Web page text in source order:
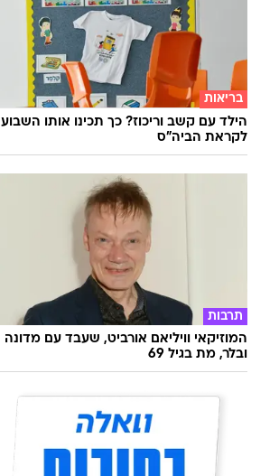
בריאות
הילד עם קשב וריכוז? כך תכינו אותו השבוע
לקראת הביה"ס
תרבות
המוזיקאי וויליאם אורביט, שעבד עם מדונה
ובלר, מת בגיל 69